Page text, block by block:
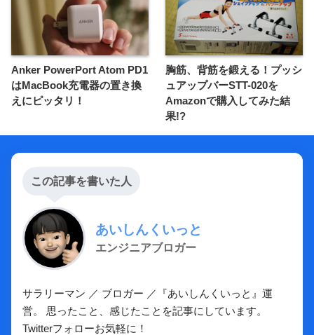
Anker PowerPort Atom PD1
はMacBook充電器の置き換
えにピッタリ！
胸筋、背筋を鍛える！プッシ
ュアップバーSTT-020を
Amazonで購入してみた結
果!?
この記事を書いた人
あいしんくいっと
エンジニアブロガー
サラリーマン ／ ブロガー ／『あいしんくいっと』運
営。 思ったこと、感じたことを記事にしています。
Twitterフォローお気軽に！